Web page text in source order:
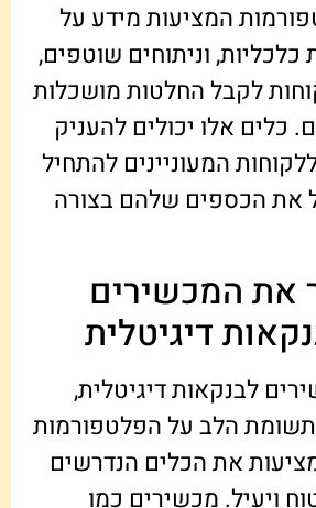
המציעות מידע על
וניתוחים שוטפים,
לקבל החלטות מושכלות
כלים אלו יכולים להעניק
המעוניינים להתחיל
את הכספים שלהם בצורה
את המכשירים
דיגיטלית
לבנקאות דיגיטלית,
הלב על הפלטפורמות
את הכלים הנדרשים
ויעיל. מכשירים כמו